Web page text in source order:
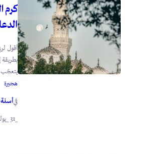
كرم
أقول
بطريقة
يتعجّب
هجيرة
فيأسنة